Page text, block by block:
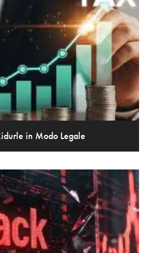
in Modo Legale